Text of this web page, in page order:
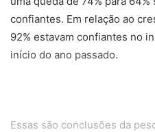
confiantes. Em relação ao
92% estavam confiantes no
início do ano passado.
Essas são conclusões da